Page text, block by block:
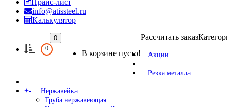
Прайс-лист
info@atissteel.ru
Калькулятор
0
0
В корзине пусто!
Рассчитать заказ
Акции
Резка металла
+-
Нержавейка
Труба нержавеющая